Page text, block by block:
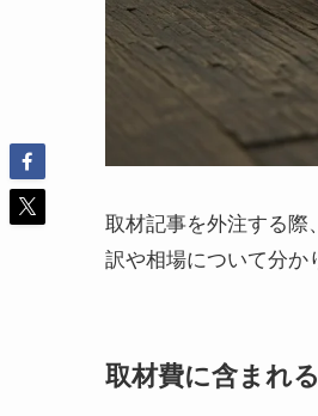
取材記事を外注する際
訳や相場について分か
取材費に含まれ